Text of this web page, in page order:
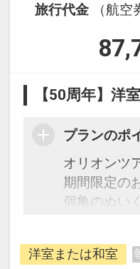
旅行代金
（航
【50周年】
プランのポ
オリオンツ
期間限定の
個亀のぬい
フライトは
JALグルー
洋室または和室